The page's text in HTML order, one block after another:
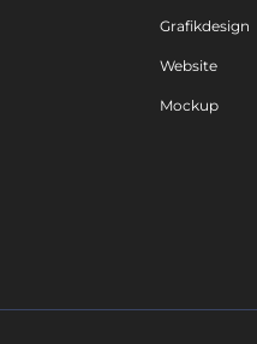
Grafikdesign
Website
Mockup